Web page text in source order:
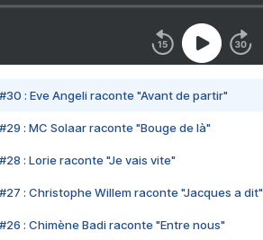
#30 : Eve Angeli raconte "Avant de partir"
#29 : MC Solaar raconte "Bouge de là"
#28 : Lorie raconte "Je vais vite"
#27 : Christophe Willem raconte "Jacques a dit"
#26 : Chimène Badi raconte "Entre nous"